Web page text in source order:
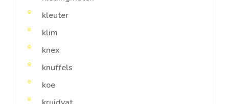
kleuter
klim
knex
knuffels
koe